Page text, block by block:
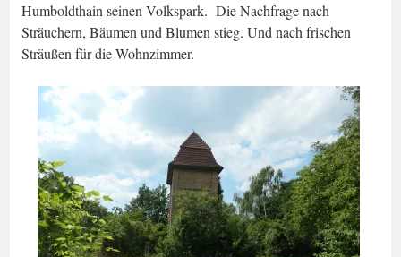
Humboldthain seinen Volkspark. Die Nachfrage nach
Sträuchern, Bäumen und Blumen stieg. Und nach frischen
Sträußen für die Wohnzimmer.